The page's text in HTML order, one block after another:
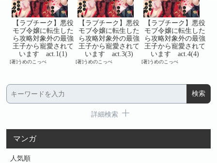
【ラブチーク】悪役
モブ令嬢に転生した
ら攻略対象外の最強
王子から寵愛されて
います act.1(1)
[著]うめのこっぺ
【ラブチーク】悪役
モブ令嬢に転生した
ら攻略対象外の最強
王子から寵愛されて
います act.3(3)
[著]うめのこっぺ
【ラブチーク】悪役
モブ令嬢に転生した
ら攻略対象外の最強
王子から寵愛されて
います act.4(4)
[著]うめのこっぺ
詳細検索
マンガ
人気順